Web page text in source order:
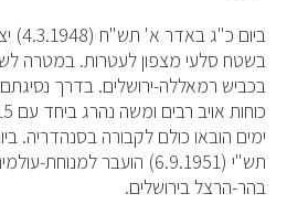
בשטח סלעי מצפון לעטרות. במטרה
בכביש רמאללה-ירושלים. בדרך
ימים הובאו כולם לקבורה בסנהדריה.
תש"י (6.9.1951) הועבר
בהר-הרצל בירושלים.